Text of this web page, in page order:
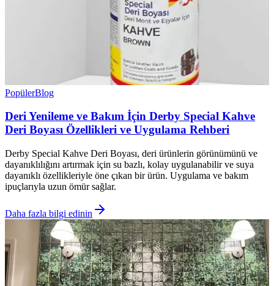
PopülerBlog
Deri Yenileme ve Bakım İçin Derby Special Kahve
Deri Boyası Özellikleri ve Uygulama Rehberi
Derby Special Kahve Deri Boyası, deri ürünlerin görünümünü ve
dayanıklılığını artırmak için su bazlı, kolay uygulanabilir ve suya
dayanıklı özellikleriyle öne çıkan bir ürün. Uygulama ve bakım
ipuçlarıyla uzun ömür sağlar.
Daha fazla bilgi edinin